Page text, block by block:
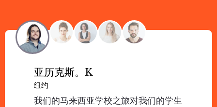
亚历克斯。K
纽约
我们的马来西亚学校之旅对我们的学生